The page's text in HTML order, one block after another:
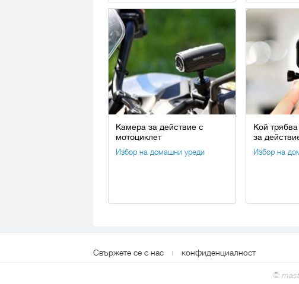
Камера за действие с
мотоциклет
Избор на домашни уреди
Кой
за
Избор на
Свържете се с нас конфиденциалност
©